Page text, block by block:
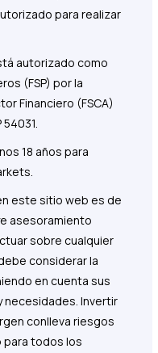
para realizar
autorizado como
(FSP) por la
Financiero (FSCA)
18 años para
este sitio web es de
asesoramiento
sobre cualquier
considerar la
en cuenta sus
necesidades. Invertir
conlleva riesgos
para todos los